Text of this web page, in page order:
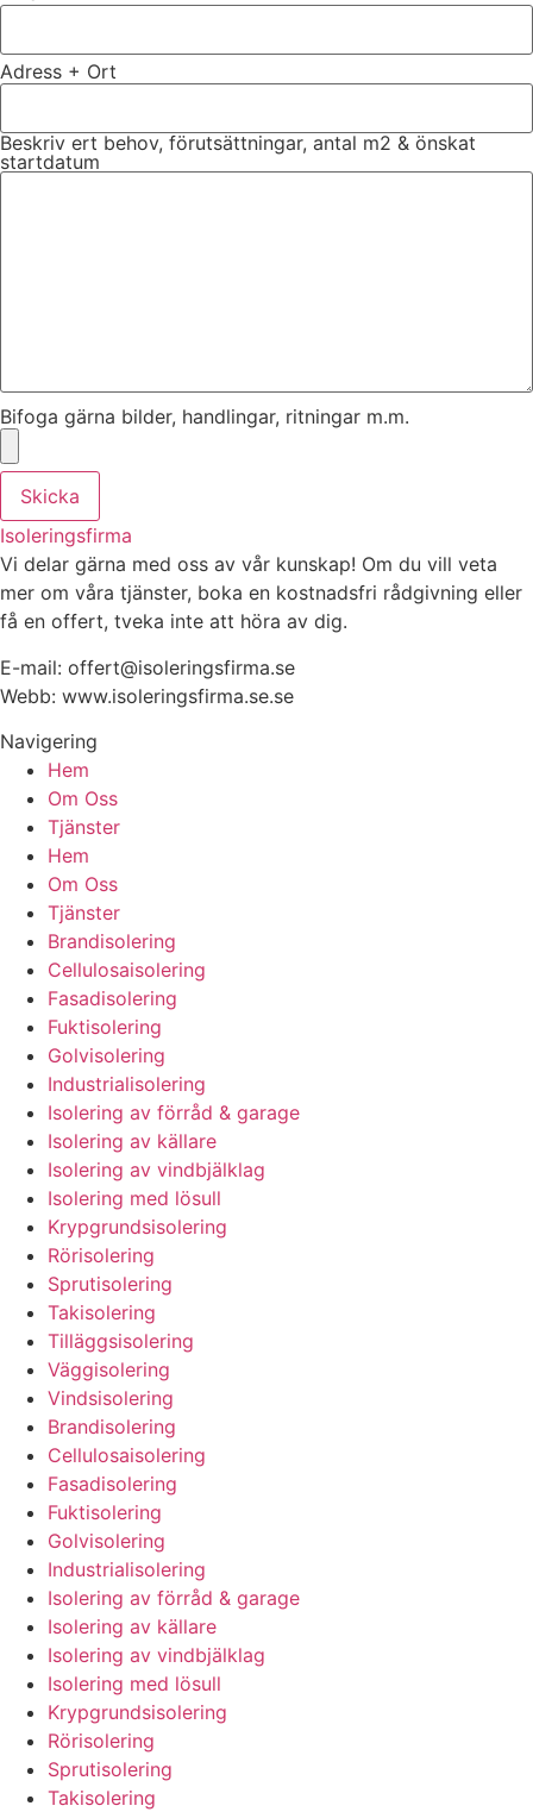
Adress + Ort
Beskriv ert behov, förutsättningar, antal m2 & önskat
startdatum
Bifoga gärna bilder, handlingar, ritningar m.m.
Skicka
Isoleringsfirma
Vi delar gärna med oss av vår kunskap! Om du vill veta
mer om våra tjänster, boka en kostnadsfri rådgivning eller
få en offert, tveka inte att höra av dig.
E-mail: offert@isoleringsfirma.se
Webb: www.isoleringsfirma.se.se
Navigering
Hem
Om Oss
Tjänster
Hem
Om Oss
Tjänster
Brandisolering
Cellulosaisolering
Fasadisolering
Fuktisolering
Golvisolering
Industrialisolering
Isolering av förråd & garage
Isolering av källare
Isolering av vindbjälklag
Isolering med lösull
Krypgrundsisolering
Rörisolering
Sprutisolering
Takisolering
Tilläggsisolering
Väggisolering
Vindsisolering
Brandisolering
Cellulosaisolering
Fasadisolering
Fuktisolering
Golvisolering
Industrialisolering
Isolering av förråd & garage
Isolering av källare
Isolering av vindbjälklag
Isolering med lösull
Krypgrundsisolering
Rörisolering
Sprutisolering
Takisolering